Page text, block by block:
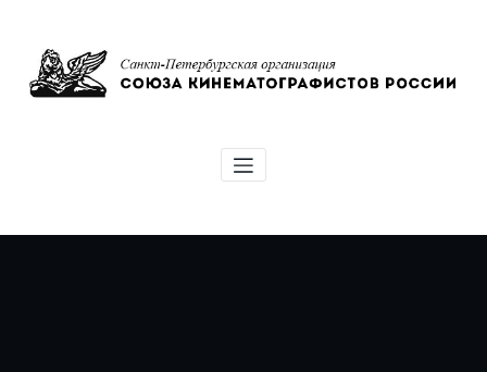
содержимому
Союз кинематографистов Санкт-
Петербурга